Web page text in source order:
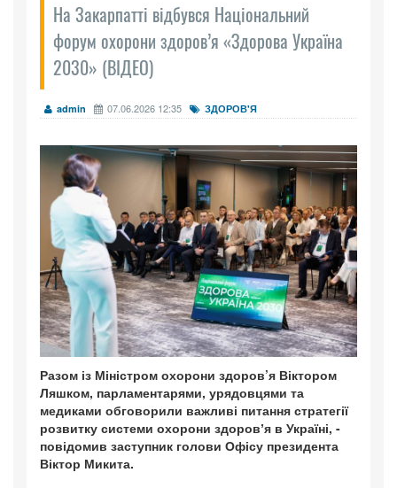
На Закарпатті відбувся Національний
форум охорони здоров’я «Здорова Україна
2030» (ВІДЕО)
admin 07.06.2026 12:35 ЗДОРОВ'Я
Разом із Міністром охорони здоров’я Віктором
Ляшком, парламентарями, урядовцями та
медиками обговорили важливі питання стратегії
розвитку системи охорони здоровʼя в Україні, -
повідомив заступник голови Офісу президента
Віктор Микита.